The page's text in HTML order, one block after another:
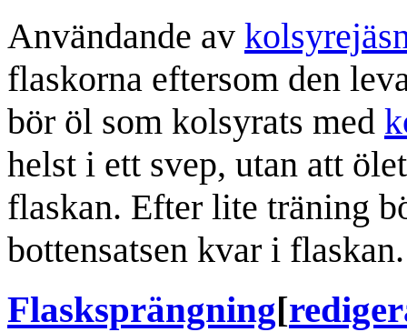
Användande av
flaskorna eftersom den
bör öl som kolsyrats med
helst i ett svep, utan att
flaskan. Efter lite träning
bottensatsen kvar i flaskan.
Flasksprängning[